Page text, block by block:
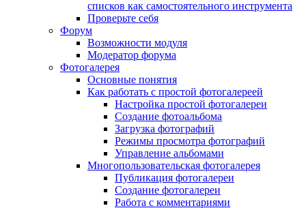
списков как самостоятельного инструмента
Проверьте себя
Форум
Возможности модуля
Модератор форума
Фотогалерея
Основные понятия
Как работать с простой фотогалереей
Настройка простой фотогалереи
Создание фотоальбома
Загрузка фотографий
Режимы просмотра фотографий
Управление альбомами
Многопользовательская фотогалерея
Публикация фотогалереи
Создание фотогалереи
Работа с комментариями